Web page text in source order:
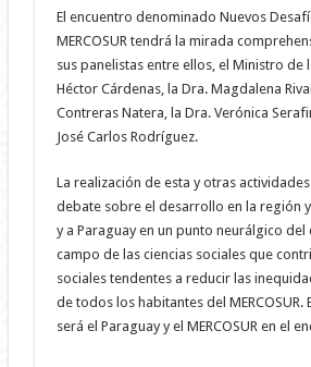
El encuentro denominado Nuevos
MERCOSUR tendrá la mirada
sus panelistas entre ellos, el Ministro de
Héctor Cárdenas, la Dra. Magdalena
Contreras Natera, la Dra. Verónica
José Carlos Rodríguez.
La realización de esta y otras
debate sobre el desarrollo en la región
y a Paraguay en un punto neurálgico del
campo de las ciencias sociales que
sociales tendentes a reducir las
de todos los habitantes del
será el Paraguay y el MERCOSUR en el